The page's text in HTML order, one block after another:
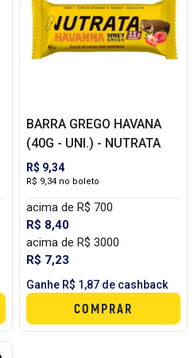
BARRA GREGO HAVANA
(40G - UNI.) - NUTRATA
R$ 9,34
R$ 9,34 no boleto
acima de R$ 700
R$ 8,40
acima de R$ 3000
R$ 7,23
Ganhe R$ 1,87 de cashback
COMPRAR